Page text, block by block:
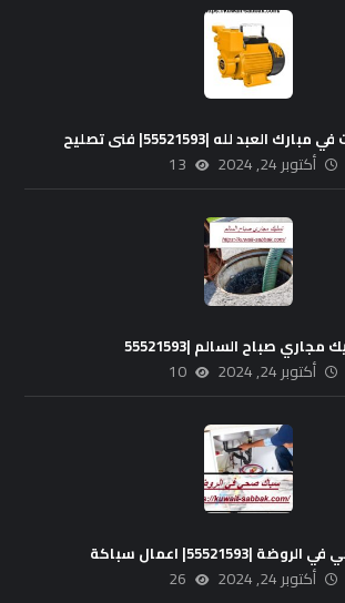
لله |55521593| فنى تصليح
أكتوبر 24, 2024 13
مجاري صباح السالم |55521593
أكتوبر 24, 2024 10
|55521593| اعمال سباكة
أكتوبر 24, 2024 26